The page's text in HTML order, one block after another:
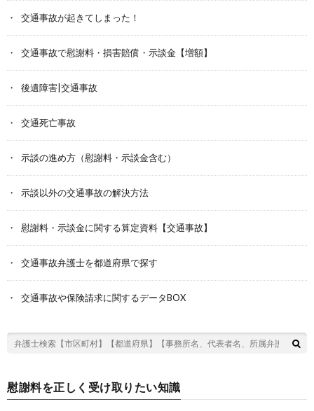
交通事故が起きてしまった！
交通事故で慰謝料・損害賠償・示談金【増額】
後遺障害|交通事故
交通死亡事故
示談の進め方（慰謝料・示談金含む）
示談以外の交通事故の解決方法
慰謝料・示談金に関する算定資料【交通事故】
交通事故弁護士を都道府県で探す
交通事故や保険請求に関するデータBOX
慰謝料を正しく受け取りたい知識